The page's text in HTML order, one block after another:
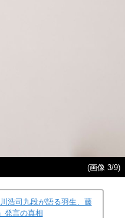
(画像 3/9)
浩司九段が語る羽生、藤
発言の真相